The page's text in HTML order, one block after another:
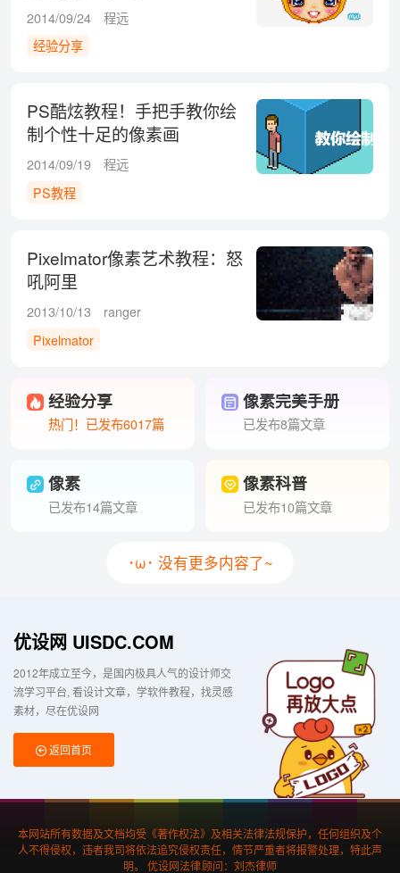
2014/09/24
程远
经验分享
PS酷炫教程！手把手教你绘
制个性十足的像素画
2014/09/19
程远
PS教程
Pixelmator像素艺术教程：怒
吼阿里
2013/10/13
ranger
Pixelmator
经验分享
热门！已发布6017篇
像素完美手册
已发布8篇文章
像素
已发布14篇文章
像素科普
已发布10篇文章
･ω･ 没有更多内容了~
优设网 UISDC.COM
2012年成立至今，是国内极具人气的设计师交
流学习平台 看设计文章，学软件教程，找灵感
素材，尽在优设网
返回首页
本网站所有数据及文档均受《著作权法》及相关法律法规保护，任何组织及个
人不得侵权，违者我司将依法追究侵权责任，情节严重者将报警处理，特此声
明。 优设网法律顾问：刘杰律师